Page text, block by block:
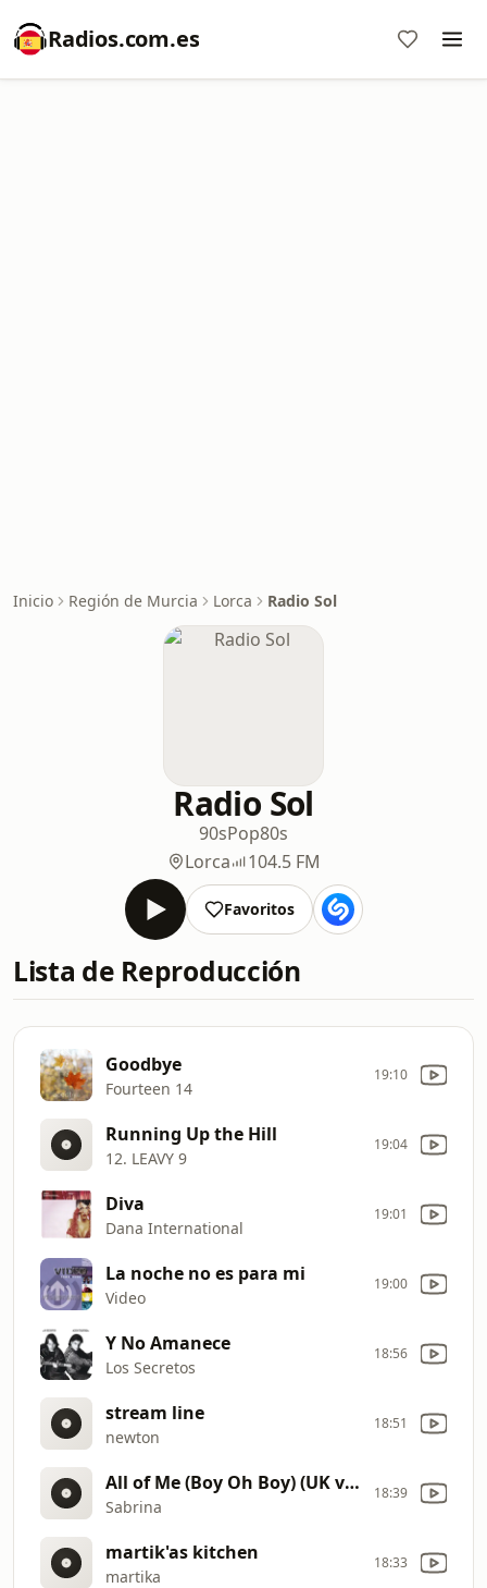
Radios.com.es
Inicio Región de Murcia Lorca Radio Sol
Radio Sol
90sPop80s
Lorca
104.5 FM
Favoritos
Lista de Reproducción
Goodbye
Fourteen 14
19:10
Running Up the Hill
12. LEAVY 9
19:04
Diva
Dana International
19:01
La noche no es para mi
Video
19:00
Y No Amanece
Los Secretos
18:56
stream line
newton
18:51
All of Me (Boy Oh Boy) (UK version)
Sabrina
18:39
martik'as kitchen
martika
18:33